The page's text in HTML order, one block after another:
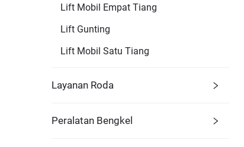
Lift Mobil Empat Tiang
Lift Gunting
Lift Mobil Satu Tiang
Layanan Roda
Peralatan Bengkel